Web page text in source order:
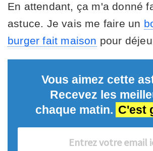
En attendant, ça m'a donné
astuce. Je vais me faire un
burger fait maison pour
Vous aimez cette
Recevez les
chaque matin. C'est